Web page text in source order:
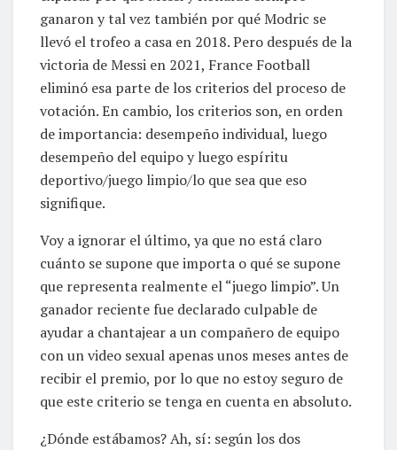
ganaron y tal vez también por qué Modric se
llevó el trofeo a casa en 2018. Pero después de la
victoria de Messi en 2021, France Football
eliminó esa parte de los criterios del proceso de
votación. En cambio, los criterios son, en orden
de importancia: desempeño individual, luego
desempeño del equipo y luego espíritu
deportivo/juego limpio/lo que sea que eso
signifique.
Voy a ignorar el último, ya que no está claro
cuánto se supone que importa o qué se supone
que representa realmente el “juego limpio”. Un
ganador reciente fue declarado culpable de
ayudar a chantajear a un compañero de equipo
con un video sexual apenas unos meses antes de
recibir el premio, por lo que no estoy seguro de
que este criterio se tenga en cuenta en absoluto.
¿Dónde estábamos? Ah, sí: según los dos